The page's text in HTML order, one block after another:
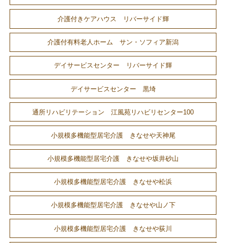
介護付きケアハウス リバーサイド輝
介護付有料老人ホーム サン・ソフィア新潟
デイサービスセンター リバーサイド輝
デイサービスセンター 黒埼
通所リハビリテーション 江風苑リハビリセンター100
小規模多機能型居宅介護 きなせや天神尾
小規模多機能型居宅介護 きなせや坂井砂山
小規模多機能型居宅介護 きなせや松浜
小規模多機能型居宅介護 きなせや山ノ下
小規模多機能型居宅介護 きなせや荻川